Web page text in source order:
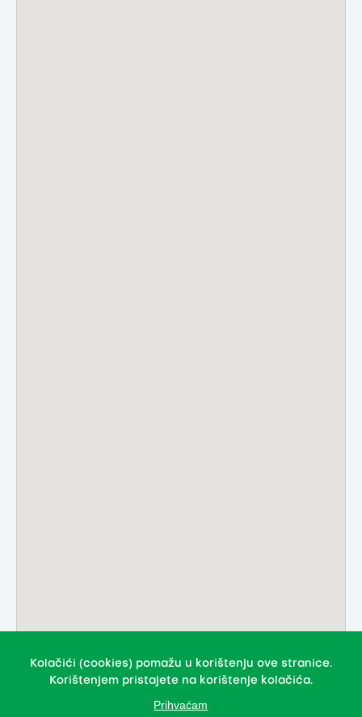
Kolačići (cookies) pomažu u korištenju ove stranice.
Korištenjem pristajete na korištenje kolačića.
Prihvaćam